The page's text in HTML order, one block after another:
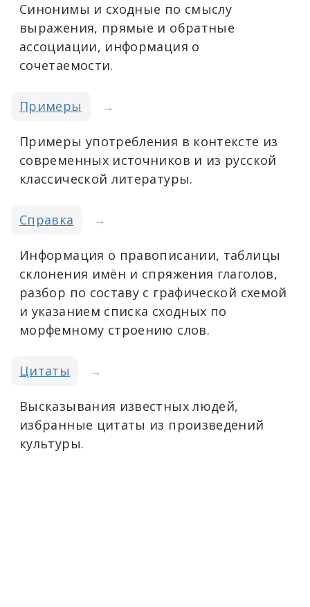
Синонимы и сходные по смыслу
выражения, прямые и обратные
ассоциации, информация о
сочетаемости.
Примеры →
Примеры употребления в контексте из
современных источников и из русской
классической литературы.
Справка →
Информация о правописании, таблицы
склонения имён и спряжения глаголов,
разбор по составу с графической схемой
и указанием списка сходных по
морфемному строению слов.
Цитаты →
Высказывания известных людей,
избранные цитаты из произведений
культуры.